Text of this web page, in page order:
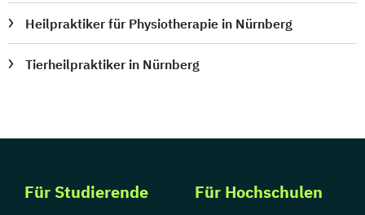
Heilpraktiker für Physiotherapie in Nürnberg
Tierheilpraktiker in Nürnberg
Für Studierende Für Hochschulen